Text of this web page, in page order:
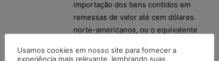
importação dos bens contidos em
remessas de valor até cem dólares
norte-americanos, ou o equivalente
destinados a pessoas físicas”. O
Usamos cookies em nosso site para fornecer a
experiência mais relevante, lembrando suas